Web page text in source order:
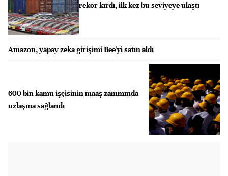
rekor kırdı, ilk kez bu seviyeye ulaştı
Amazon, yapay zeka girişimi Bee'yi satın aldı
600 bin kamu işçisinin maaş zammında
uzlaşma sağlandı